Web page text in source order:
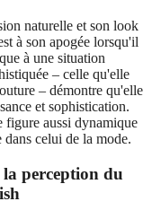
naturelle et son look
à son apogée lorsqu'il
à une situation
– celle qu'elle
– démontre qu'elle
et sophistication.
figure aussi dynamique
celui de la mode.
perception du